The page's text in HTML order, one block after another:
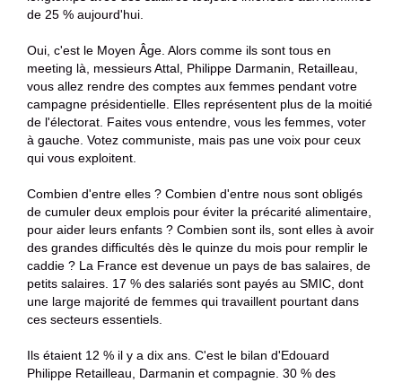
de 25 % aujourd'hui.
Oui, c'est le Moyen Âge. Alors comme ils sont tous en
meeting là, messieurs Attal, Philippe Darmanin, Retailleau,
vous allez rendre des comptes aux femmes pendant votre
campagne présidentielle. Elles représentent plus de la moitié
de l'électorat. Faites vous entendre, vous les femmes, voter
à gauche. Votez communiste, mais pas une voix pour ceux
qui vous exploitent.
Combien d'entre elles ? Combien d'entre nous sont obligés
de cumuler deux emplois pour éviter la précarité alimentaire,
pour aider leurs enfants ? Combien sont ils, sont elles à avoir
des grandes difficultés dès le quinze du mois pour remplir le
caddie ? La France est devenue un pays de bas salaires, de
petits salaires. 17 % des salariés sont payés au SMIC, dont
une large majorité de femmes qui travaillent pourtant dans
ces secteurs essentiels.
Ils étaient 12 % il y a dix ans. C'est le bilan d'Edouard
Philippe Retailleau, Darmanin et compagnie. 30 % des